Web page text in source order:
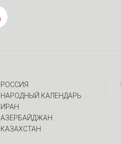
РОССИЯ
НАРОДНЫЙ КАЛЕНДАРЬ
ИРАН
АЗЕРБАЙДЖАН
КАЗАХСТАН